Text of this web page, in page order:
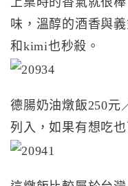
味，溫醇的酒香與
和kimi也秒殺。
德腸奶油燉飯250元
列入，如果有想吃也